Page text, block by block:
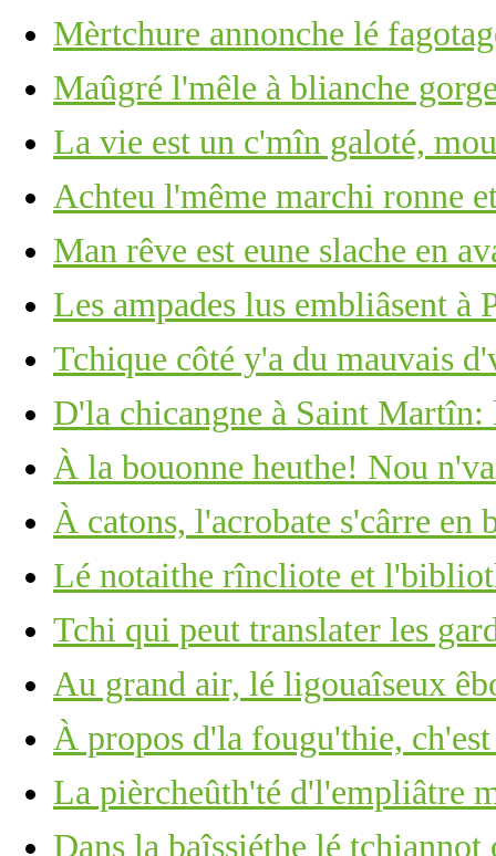
Mèrtchure annonche lé
Maûgré l'mêle à blianche
La vie est un c'mîn galoté,
Achteu l'même marchi ronne
Man rêve est eune slache en
Les ampades lus embliâsent à
Tchique côté y'a du mauvais
D'la chicangne à Saint Martîn:
À la bouonne heuthe! Nou
À catons, l'acrobate s'cârre en
Lé notaithe rîncliote et
Tchi qui peut translater les
Au grand air, lé ligouaîseux
À propos d'la fougu'thie,
La pièrcheûth'té d'l'empliâtre
Dans la baîssiéthe lé tchiannot